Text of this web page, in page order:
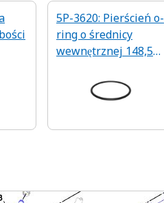
5P-3620: Pierścień o-
ring o średnicy
wewnętrznej 148,59